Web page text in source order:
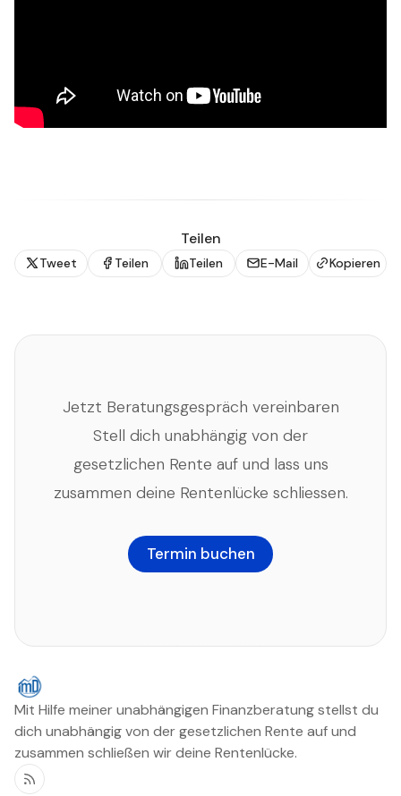
Teilen
Tweet Teilen Teilen E-Mail Kopieren
Jetzt Beratungsgespräch vereinbaren
Stell dich unabhängig von der
gesetzlichen Rente auf und lass uns
zusammen deine Rentenlücke schliessen.
Termin buchen
Mit Hilfe meiner unabhängigen Finanzberatung stellst du
dich unabhängig von der gesetzlichen Rente auf und
zusammen schließen wir deine Rentenlücke.